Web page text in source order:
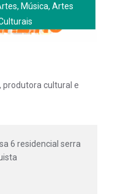
Música, Artes
produtora cultural e
6 residencial serra